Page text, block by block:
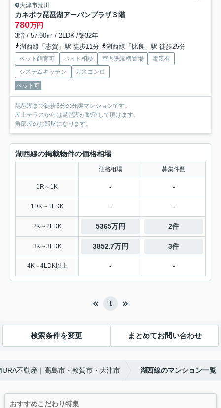
大津市荒川
カネボウ琵琶湖アーバンプラザ３階
780万円
3階 / 57.90㎡ / 2LDK /築32年
湖西線「志賀」駅 徒歩11分
湖西線「比良」駅 徒歩25分
ペット飼育可 ペット相談 室内洗濯機置場
電気有
システムキッチン
ガスコンロ
ペット可
琵琶湖まで徒歩3分の分譲マンションです。
屋上テラスからは琵琶湖が眺望して頂けます。
角部屋のお部屋になります。
湖西線の掲載物件の価格相場
価格相場 募集件数
1R～1K - -
1DK～1LDK - -
2K～2LDK 5365万円 2件
3K～3LDK 3852.7万円 3件
4K～4LDK以上 - -
1
検索条件を変更 まとめてお問い合わせ
不動産｜高島市・敦賀市・大津市 湖西線のマンション一覧
おすすめこだわり特集